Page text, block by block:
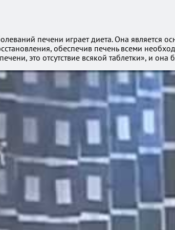
печени играет диета. Она является
обеспечив печень всеми
это отсутствие всякой таблетки», и она